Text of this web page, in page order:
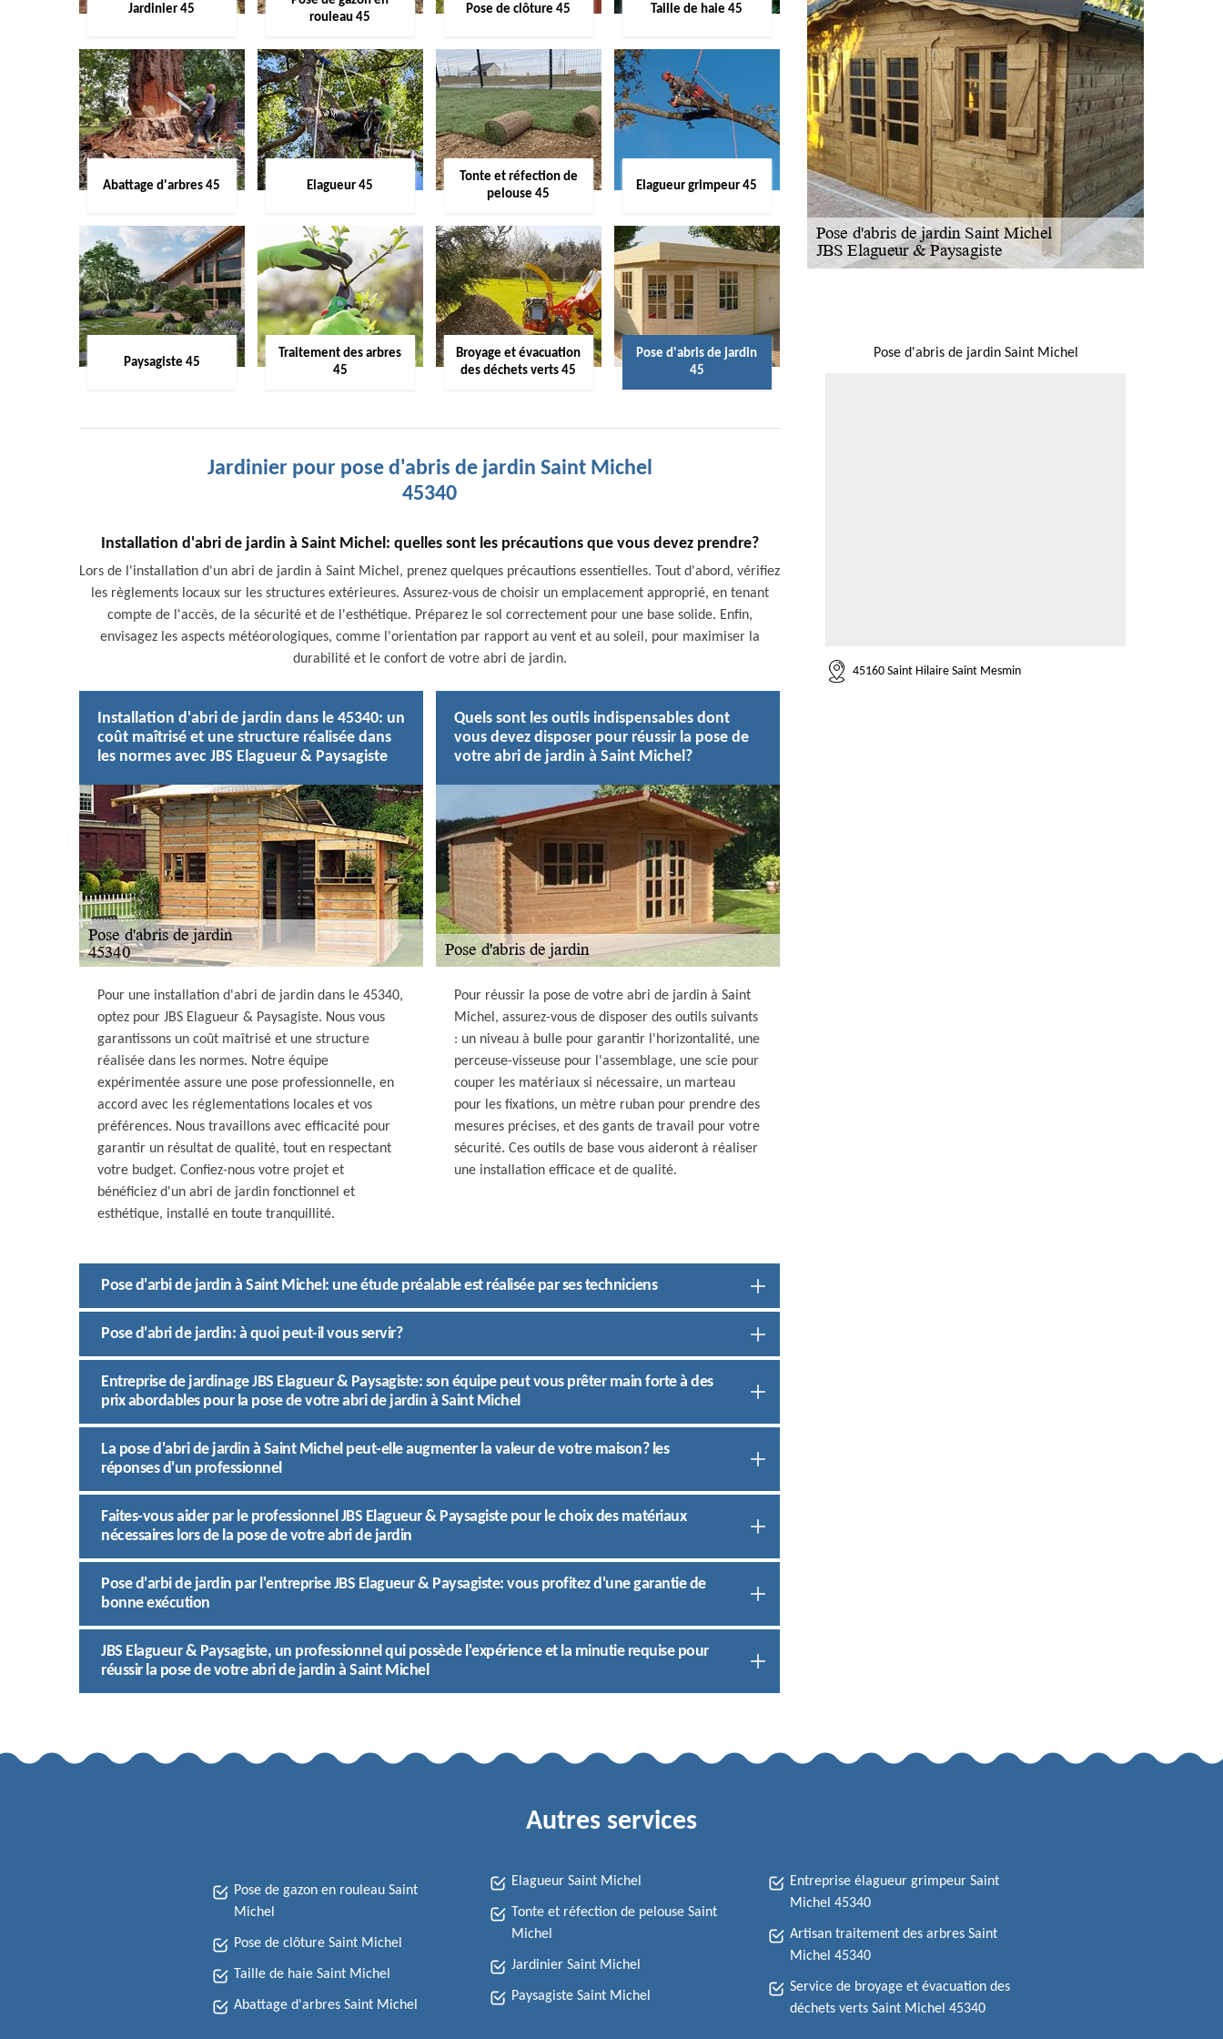
Jardinier 45
rouleau 45
Pose de clôture 45 Taille de haie 45
Abattage d'arbres 45 Elagueur 45
Tonte et réfection de
pelouse 45
Elagueur grimpeur 45
Paysagiste 45
Traitement des arbres
45
Broyage et évacuation
des déchets verts 45
Pose d'abris de jardin
45
Jardinier pour pose d'abris de jardin Saint Michel
45340
Installation d'abri de jardin à Saint Michel: quelles sont les précautions que vous devez prendre?
Lors de l'installation d'un abri de jardin à Saint Michel, prenez quelques précautions essentielles. Tout d'abord, vérifiez
les règlements locaux sur les structures extérieures. Assurez-vous de choisir un emplacement approprié, en tenant
compte de l'accès, de la sécurité et de l'esthétique. Préparez le sol correctement pour une base solide. Enfin,
envisagez les aspects météorologiques, comme l'orientation par rapport au vent et au soleil, pour maximiser la
durabilité et le confort de votre abri de jardin.
Installation d'abri de jardin dans le 45340: un
coût maîtrisé et une structure réalisée dans
les normes avec JBS Elagueur & Paysagiste
Pour une installation d'abri de jardin dans le 45340,
optez pour JBS Elagueur & Paysagiste. Nous vous
garantissons un coût maîtrisé et une structure
réalisée dans les normes. Notre équipe
expérimentée assure une pose professionnelle, en
accord avec les réglementations locales et vos
préférences. Nous travaillons avec efficacité pour
garantir un résultat de qualité, tout en respectant
votre budget. Confiez-nous votre projet et
bénéficiez d'un abri de jardin fonctionnel et
esthétique, installé en toute tranquillité.
Quels sont les outils indispensables dont
vous devez disposer pour réussir la pose de
votre abri de jardin à Saint Michel?
Pour réussir la pose de votre abri de jardin à Saint
Michel, assurez-vous de disposer des outils suivants
: un niveau à bulle pour garantir l'horizontalité, une
perceuse-visseuse pour l'assemblage, une scie pour
couper les matériaux si nécessaire, un marteau
pour les fixations, un mètre ruban pour prendre des
mesures précises, et des gants de travail pour votre
sécurité. Ces outils de base vous aideront à réaliser
une installation efficace et de qualité.
Pose d'arbi de jardin à Saint Michel: une étude préalable est réalisée par ses techniciens
Pose d'abri de jardin: à quoi peut-il vous servir?
Entreprise de jardinage JBS Elagueur & Paysagiste: son équipe peut vous prêter main forte à des
prix abordables pour la pose de votre abri de jardin à Saint Michel
La pose d'abri de jardin à Saint Michel peut-elle augmenter la valeur de votre maison? les
réponses d'un professionnel
Faites-vous aider par le professionnel JBS Elagueur & Paysagiste pour le choix des matériaux
nécessaires lors de la pose de votre abri de jardin
Pose d'arbi de jardin par l'entreprise JBS Elagueur & Paysagiste: vous profitez d'une garantie de
bonne exécution
JBS Elagueur & Paysagiste, un professionnel qui possède l'expérience et la minutie requise pour
réussir la pose de votre abri de jardin à Saint Michel
Pose d'abris de jardin Saint Michel
45160 Saint Hilaire Saint Mesmin
Autres services
Pose de gazon en rouleau Saint
Michel
Pose de clôture Saint Michel
Taille de haie Saint Michel
Abattage d'arbres Saint Michel
Elagueur Saint Michel
Tonte et réfection de pelouse Saint
Michel
Jardinier Saint Michel
Paysagiste Saint Michel
Entreprise élagueur grimpeur Saint
Michel 45340
Artisan traitement des arbres Saint
Michel 45340
Service de broyage et évacuation des
déchets verts Saint Michel 45340